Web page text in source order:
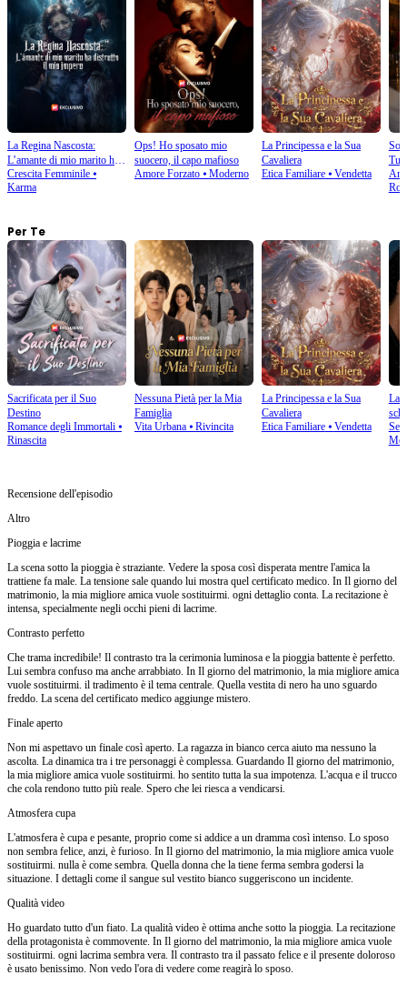
La Regina Nascosta:
L’amante di mio marito ha
distrutto il mio impero
Crescita Femminile ⦁
Karma
Ops! Ho sposato mio
suocero, il capo mafioso
Amore Forzato⦁ Moderno
La Principessa e la Sua
Cavaliera
Etica Familiare⦁ Vendetta
Per Te
Sacrificata per il Suo
Destino
Romance degli Immortali ⦁
Rinascita
Nessuna Pietà per la Mia
Famiglia
Vita Urbana⦁ Rivincita
La Principessa e la Sua
Cavaliera
Etica Familiare⦁ Vendetta
La
Recensione dell'episodio
Altro
Pioggia e lacrime
La scena sotto la pioggia è straziante. Vedere la sposa così disperata mentre l'amica la
trattiene fa male. La tensione sale quando lui mostra quel certificato medico. In Il giorno del
matrimonio, la mia migliore amica vuole sostituirmi. ogni dettaglio conta. La recitazione è
intensa, specialmente negli occhi pieni di lacrime.
Contrasto perfetto
Che trama incredibile! Il contrasto tra la cerimonia luminosa e la pioggia battente è perfetto.
Lui sembra confuso ma anche arrabbiato. In Il giorno del matrimonio, la mia migliore amica
vuole sostituirmi. il tradimento è il tema centrale. Quella vestita di nero ha uno sguardo
freddo. La scena del certificato medico aggiunge mistero.
Finale aperto
Non mi aspettavo un finale così aperto. La ragazza in bianco cerca aiuto ma nessuno la
ascolta. La dinamica tra i tre personaggi è complessa. Guardando Il giorno del matrimonio,
la mia migliore amica vuole sostituirmi. ho sentito tutta la sua impotenza. L'acqua e il trucco
che cola rendono tutto più reale. Spero che lei riesca a vendicarsi.
Atmosfera cupa
L'atmosfera è cupa e pesante, proprio come si addice a un dramma così intenso. Lo sposo
non sembra felice, anzi, è furioso. In Il giorno del matrimonio, la mia migliore amica vuole
sostituirmi. nulla è come sembra. Quella donna che la tiene ferma sembra godersi la
situazione. I dettagli come il sangue sul vestito bianco suggeriscono un incidente.
Qualità video
Ho guardato tutto d'un fiato. La qualità video è ottima anche sotto la pioggia. La recitazione
della protagonista è commovente. In Il giorno del matrimonio, la mia migliore amica vuole
sostituirmi. ogni lacrima sembra vera. Il contrasto tra il passato felice e il presente doloroso
è usato benissimo. Non vedo l'ora di vedere come reagirà lo sposo.